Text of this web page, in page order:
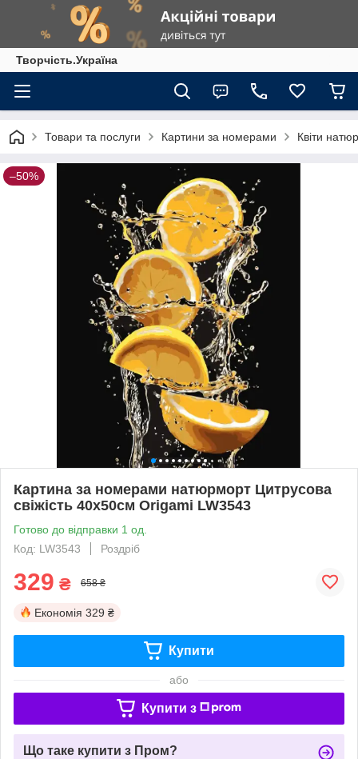
Творчість.Україна
Товари та послуги Картини за номерами Квіти
–50%
Картина за номерами натюрморт Цитрусова
свіжість 40х50см Origami LW3543
Готово до відправки 1 од.
Код: LW3543
Роздріб
329 ₴ 658 ₴
Економія 329 ₴
Купити
або
Купити з
Що таке купити з Пром?